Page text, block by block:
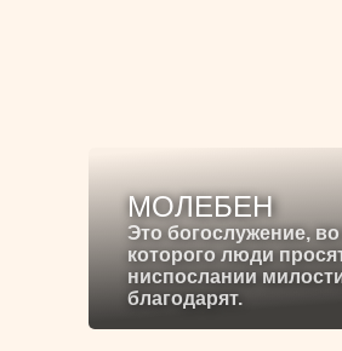
МОЛЕБЕН
Это богослужение,
которого люди
ниспослании
благодарят.